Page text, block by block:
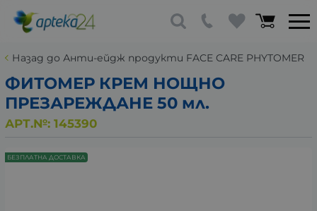
Назад до Анти-ейдж продукти FACE CARE PHYTOMER
ФИТОМЕР КРЕМ НОЩНО
ПРЕЗАРЕЖДАНЕ 50 мл.
АРТ.№: 145390
БЕЗПЛАТНА ДОСТАВКА